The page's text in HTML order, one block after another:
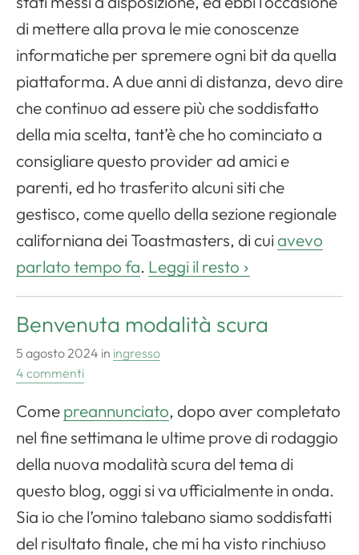
di mettere alla prova le mie conoscenze
informatiche per spremere ogni bit da quella
piattaforma. A due anni di distanza, devo dire
che continuo ad essere più che soddisfatto
della mia scelta, tant’è che ho cominciato a
consigliare questo provider ad amici e
parenti, ed ho trasferito alcuni siti che
gestisco, come quello della sezione regionale
californiana dei Toastmasters, di cui avevo
parlato tempo fa. Leggi il resto
Benvenuta modalità scura
5 agosto 2024 in ingresso
4 commenti
Comepreannunciato, dopo aver completato
nel fine settimana le ultime prove di rodaggio
della nuova modalità scura del tema di
questo blog, oggi si va ufficialmente in onda.
Sia io che l’omino talebano siamo soddisfatti
del risultato finale, che mi ha visto rinchiuso